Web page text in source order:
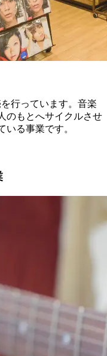
行っています。音楽
のもとへサイクルさせ
る事業です。